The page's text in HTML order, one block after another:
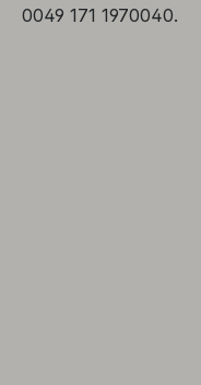
0049 171 1970040.